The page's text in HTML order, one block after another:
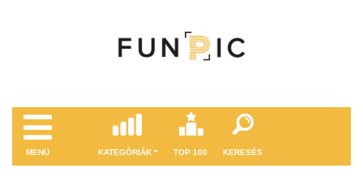
MENÜ KATEGÓRIÁK TOP 100 KERESÉS